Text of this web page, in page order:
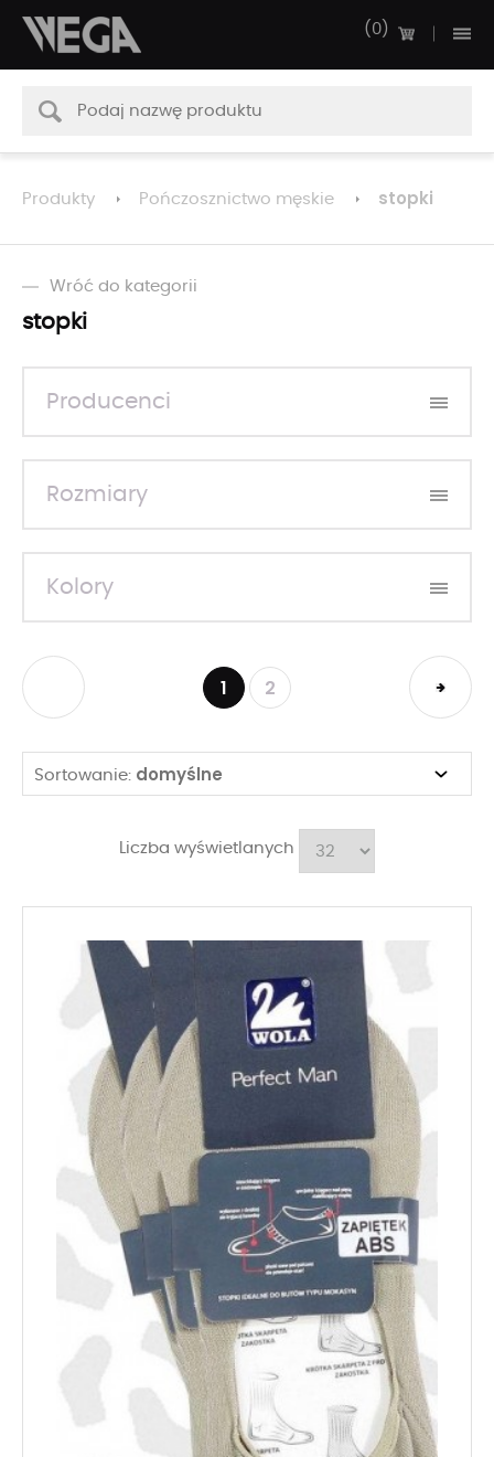
0
Produkty Pończosznictwo męskie stopki
Wróć do kategorii
stopki
Producenci
Rozmiary
Kolory
1 2
Sortowanie: domyślne
Liczba wyświetlanych